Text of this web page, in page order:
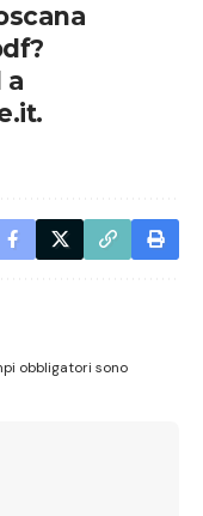
a
obbligatori sono